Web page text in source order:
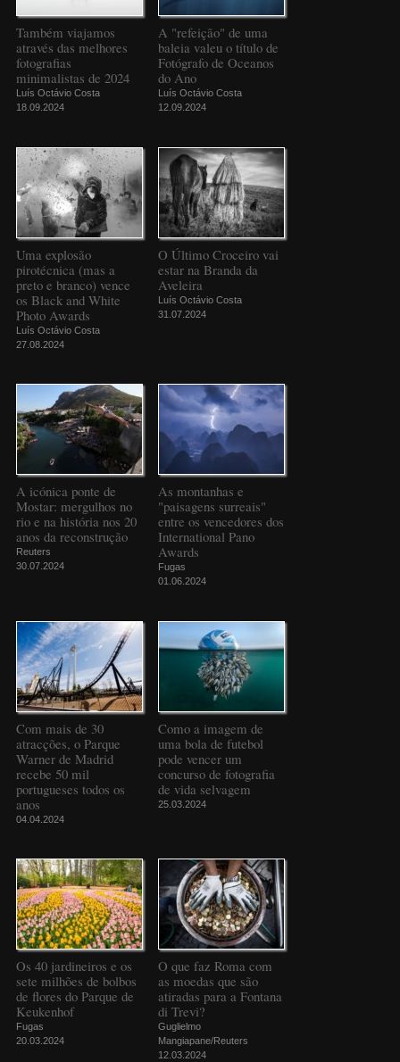
Também viajamos
através das melhores
fotografias
minimalistas de 2024
Luís Octávio Costa
18.09.2024
A "refeição" de uma
baleia valeu o título de
Fotógrafo de Oceanos
do Ano
Luís Octávio Costa
12.09.2024
Uma explosão
pirotécnica (mas a
preto e branco) vence
os Black and White
Photo Awards
Luís Octávio Costa
27.08.2024
O Último Croceiro vai
estar na Branda da
Aveleira
Luís Octávio Costa
31.07.2024
A icónica ponte de
Mostar: mergulhos no
rio e na história nos 20
anos da reconstrução
Reuters
30.07.2024
As montanhas e
"paisagens surreais"
entre os vencedores dos
International Pano
Awards
Fugas
01.06.2024
Com mais de 30
atracções, o Parque
Warner de Madrid
recebe 50 mil
portugueses todos os
anos
04.04.2024
Como a imagem de
uma bola de futebol
pode vencer um
concurso de fotografia
de vida selvagem
25.03.2024
Os 40 jardineiros e os
sete milhões de bolbos
de flores do Parque de
Keukenhof
Fugas
20.03.2024
O que faz Roma com
as moedas que são
atiradas para a Fontana
di Trevi?
Guglielmo
Mangiapane/Reuters
12.03.2024